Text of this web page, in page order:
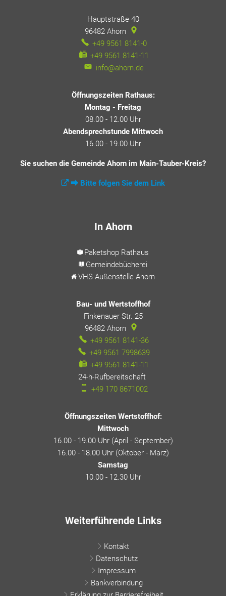
Hauptstraße 40
96482 Ahorn
+49 9561 8141-0
+49 9561 8141-11
info@ahorn.de
Öffnungszeiten Rathaus:
Montag - Freitag
08.00 - 12.00 Uhr
Abendsprechstunde Mittwoch
16.00 - 19.00 Uhr
Sie suchen die Gemeinde Ahorn im Main-Tauber-Kreis?
⮕ Bitte folgen Sie dem Link
In Ahorn
Paketshop Rathaus
Gemeindebücherei
VHS Außenstelle Ahorn
Bau- und Wertstoffhof
Finkenauer Str. 25
96482 Ahorn
+49 9561 8141-36
+49 9561 7998639
+49 9561 8141-11
24-h-Rufbereitschaft
+49 170 8671002
Öffnungszeiten Wertstoffhof:
Mittwoch
16.00 - 19.00 Uhr (April - September)
16.00 - 18.00 Uhr (Oktober - März)
Samstag
10.00 - 12.30 Uhr
Weiterführende Links
Kontakt
Datenschutz
Impressum
Bankverbindung